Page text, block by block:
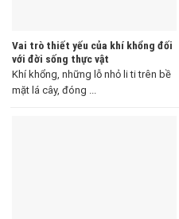
Vai trò thiết yếu của khí khổng đối
với đời sống thực vật
Khí khổng, những lỗ nhỏ li ti trên bề
mặt lá cây, đóng ...